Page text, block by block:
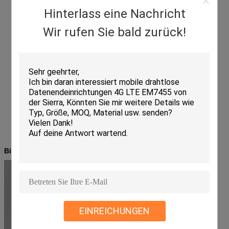
Hinterlass eine Nachricht
Wir rufen Sie bald zurück!
EINREICHUNGEN
Bilder